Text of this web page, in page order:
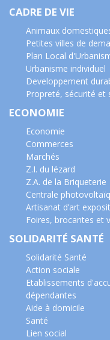
CADRE DE VIE
Animaux
Petites villes de
Plan Local
Urbanisme individuel
Developpement
Propreté, sécurité et
ECONOMIE
Economie
Commerces
Marchés
Z.I. du lézard
Z.A. de la Briqueterie
Centrale
Artisanat d’art
Foires, brocantes et
SOLIDARITÉ SANTÉ
Solidarité Santé
Action sociale
Etablissements
dépendantes
Aide à domicile
Santé
Lien social